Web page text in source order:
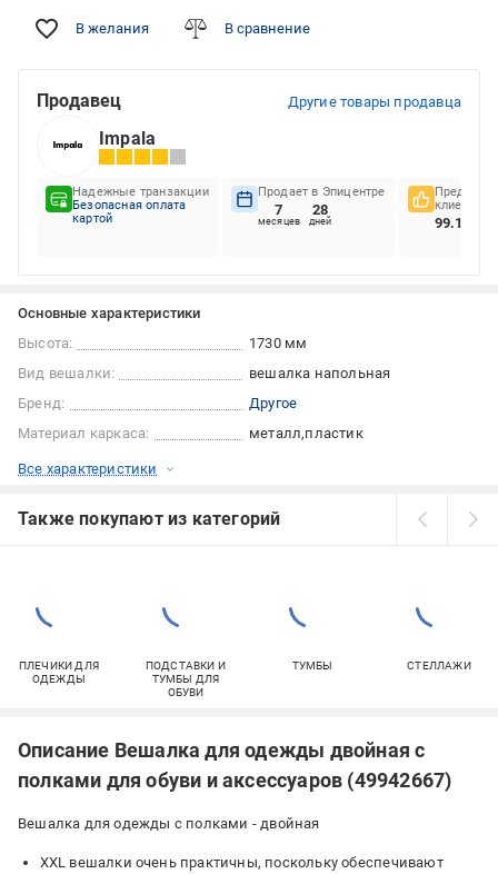
В желания В сравнение
Продавец Другие товары продавца
Impala
Надежные транзакции
Безопасная оплата
картой
Продает в Эпицентре
7
месяцев
28
дней
клиентов
99.17%
Основные характеристики
Высота:
1730 мм
Вид вешалки:
вешалка напольная
Бренд:
Другое
Материал каркаса:
металл пластик
Все характеристики
Также покупают из категорий
ПЛЕЧИКИ ДЛЯ
ОДЕЖДЫ
ПОДСТАВКИ И
ТУМБЫ ДЛЯ
ОБУВИ
ТУМБЫ СТЕЛЛАЖИ
Описание Вешалка для одежды двойная с
полками для обуви и аксессуаров (49942667)
Вешалка для одежды с полками - двойная
XXL вешалки очень практичны, поскольку обеспечивают